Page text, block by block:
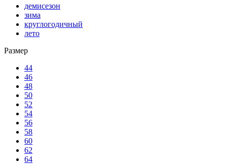
демисезон
зима
круглогодичный
лето
Размер
44
46
48
50
52
54
56
58
60
62
64